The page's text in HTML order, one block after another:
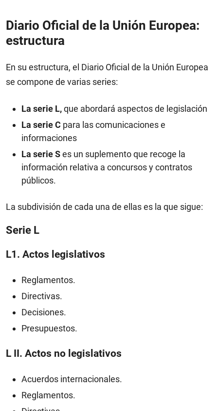
Diario Oficial de la Unión Europea:
estructura
En su estructura, el Diario Oficial de la Unión Europea
se compone de varias series:
La serie L,que abordará aspectos de legislación
La serie C para las comunicaciones e
informaciones
La serie Ses un suplemento que recoge la
información relativa a concursos y contratos
públicos.
La subdivisión de cada una de ellas es la que sigue:
Serie L
L1. Actos legislativos
Reglamentos.
Directivas.
Decisiones.
Presupuestos.
L II. Actos no legislativos
Acuerdos internacionales.
Reglamentos.